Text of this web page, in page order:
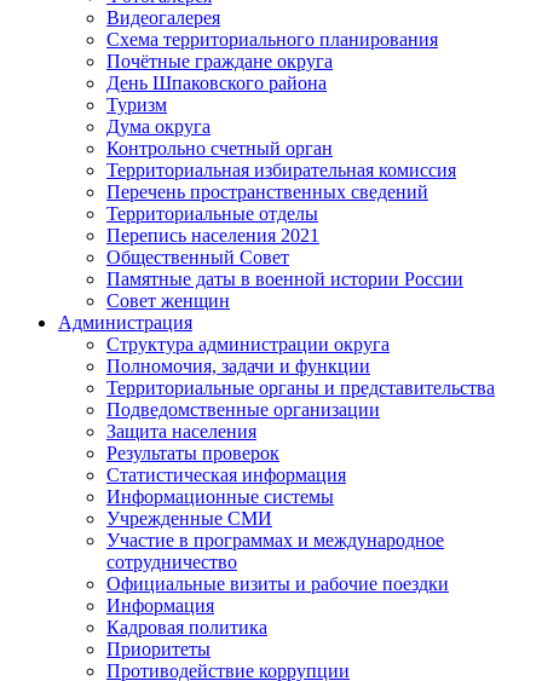
Видеогалерея
Схема территориального планирования
Почётные граждане округа
День Шпаковского района
Туризм
Дума округа
Контрольно счетный орган
Территориальная избирательная комиссия
Перечень пространственных сведений
Территориальные отделы
Перепись населения 2021
Общественный Совет
Памятные даты в военной истории России
Совет женщин
Администрация
Структура администрации округа
Полномочия, задачи и функции
Территориальные органы и представительства
Подведомственные организации
Защита населения
Результаты проверок
Статистическая информация
Информационные системы
Учрежденные СМИ
Участие в программах и международное
сотрудничество
Официальные визиты и рабочие поездки
Информация
Кадровая политика
Приоритеты
Противодействие коррупции